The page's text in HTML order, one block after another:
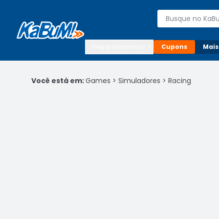
Buscar
Cupons
Você está em:Games > Simuladores > Racing